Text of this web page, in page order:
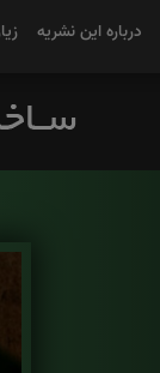
درباره این نشریه